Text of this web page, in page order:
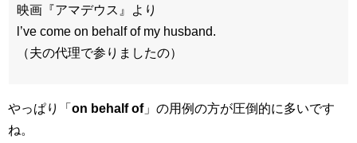
映画『アマデウス』より
l’ve come on behalf of my husband.
（夫の代理で参りましたの）
やっぱり「 on behalf of」の用例の方が圧倒的に多いです
ね。